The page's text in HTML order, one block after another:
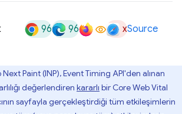
96 96 xSource
Paint (INP), Event Timing API'den alınan
değerlendiren kararlı bir Core Web Vital
sayfayla gerçekleştirdiği tüm etkileşimlerin